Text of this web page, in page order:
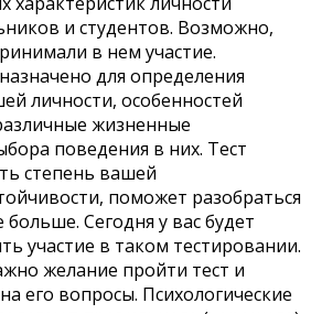
и студентов. Возможно,
в нем участие.
для определения
личности, особенностей
жизненные
поведения в них. Тест
степень вашей
поможет разобраться
больше. Сегодня у вас будет
участие в таком тестировании.
желание пройти тест и
его вопросы. Психологические